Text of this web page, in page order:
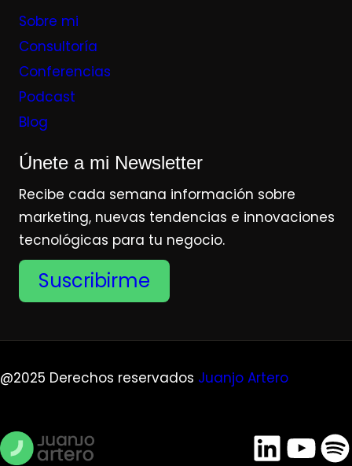
Sobre mi
Consultoría
Conferencias
Podcast
Blog
Únete a mi Newsletter
Recibe cada semana información sobre
marketing, nuevas tendencias e innovaciones
tecnológicas para tu negocio.
Suscribirme
@2025 Derechos reservados Juanjo Artero